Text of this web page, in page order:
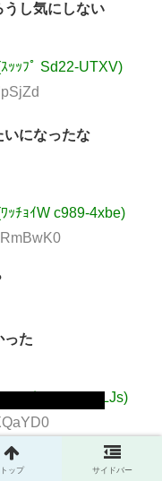
し気にしない
ｯｯﾌﾟ Sd22-UTXV)
いになったな
ｯﾁｮｲW c989-4xbe)
った
ｯﾁｮｲW 9162-HLJs)
w
トップ サイドバー